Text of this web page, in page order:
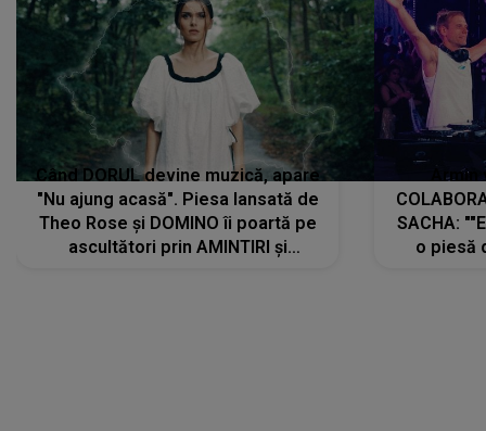
Când DORUL devine muzică, apare
"Nu ajung acasă". Piesa lansată de
Theo Rose și DOMINO îi poartă pe
ascultători prin AMINTIRI și
SACHA:
o piesă